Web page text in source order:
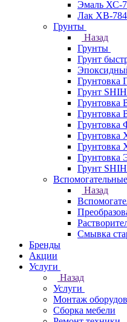
Эмаль ХС-
Лак ХВ-784
Грунты
Назад
Грунты
Грунт
Грунтовка
Грунт
Грунтовка
Грунтовка
Грунтовка
Грунтовка
Грунтовка
Грунтовка
Грунт
Назад
Смывка
Бренды
Акции
Услуги
Назад
Услуги
Монтаж
Сборка мебели